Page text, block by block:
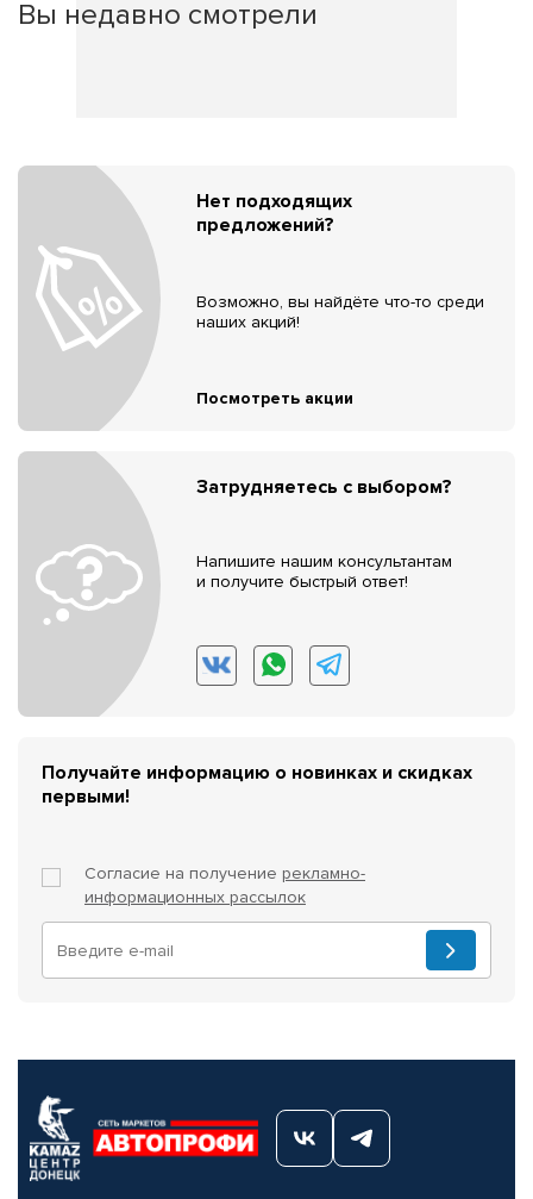
Вы недавно смотрели
Нет подходящих
предложений?
Возможно, вы найдёте что-то среди
наших акций!
Посмотреть акции
Затрудняетесь с выбором?
Напишите нашим консультантам
и получите быстрый ответ!
Получайте информацию о новинках и скидках
первыми!
Согласие на получение рекламно-
информационных рассылок